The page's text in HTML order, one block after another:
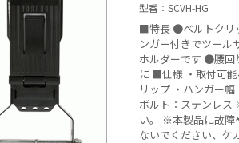
型番
SCVH-HG
■特長 ●ベルトクリ
ンガー付きでツー
ホルダーです ●腰回りのスペースが
に ■仕様 ・取付可能ベルト幅：60mm以下のベルトまで ・対応コンベックス：30mm以下のベルトク
リップ ・ハンガー
ボルト：ステンレス
い。 ※本製品に故障
ないでください、ケ